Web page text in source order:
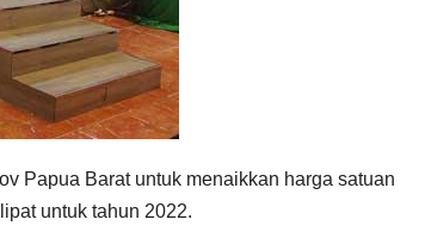
Papua Barat untuk menaikkan harga satuan
untuk tahun 2022.